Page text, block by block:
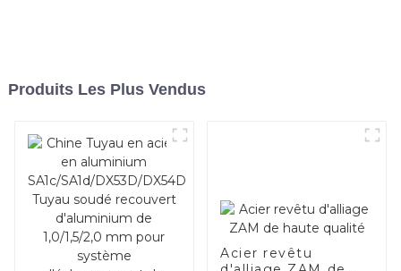
Produits Les Plus Vendus
Acier revêtu